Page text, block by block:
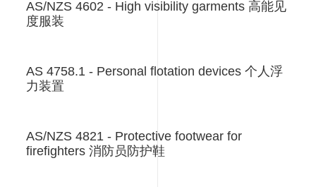
AS/NZS 4602 - High visibility garments 高能见
度服装
AS 4758.1 - Personal flotation devices 个人浮
力装置
AS/NZS 4821 - Protective footwear for
firefighters 消防员防护鞋